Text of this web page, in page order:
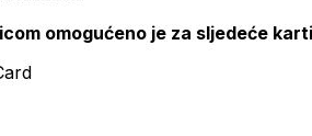
omogućeno je za sljedeće